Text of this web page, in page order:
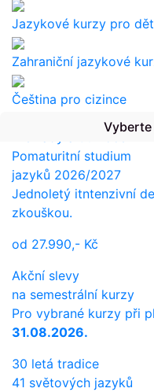
Jazykové kurzy pro
Zahraniční jazykové
Čeština pro cizince
Překlady a tlumočení
Vyberte
Pomaturitní studium
jazyků 2026/2027
Jednoletý itntenzivní
zkouškou.
od 27.990,- Kč
Akční slevy
na semestrální kurzy
Pro vybrané kurzy při
31.08.2026.
30 letá tradice
41 světových jazyků